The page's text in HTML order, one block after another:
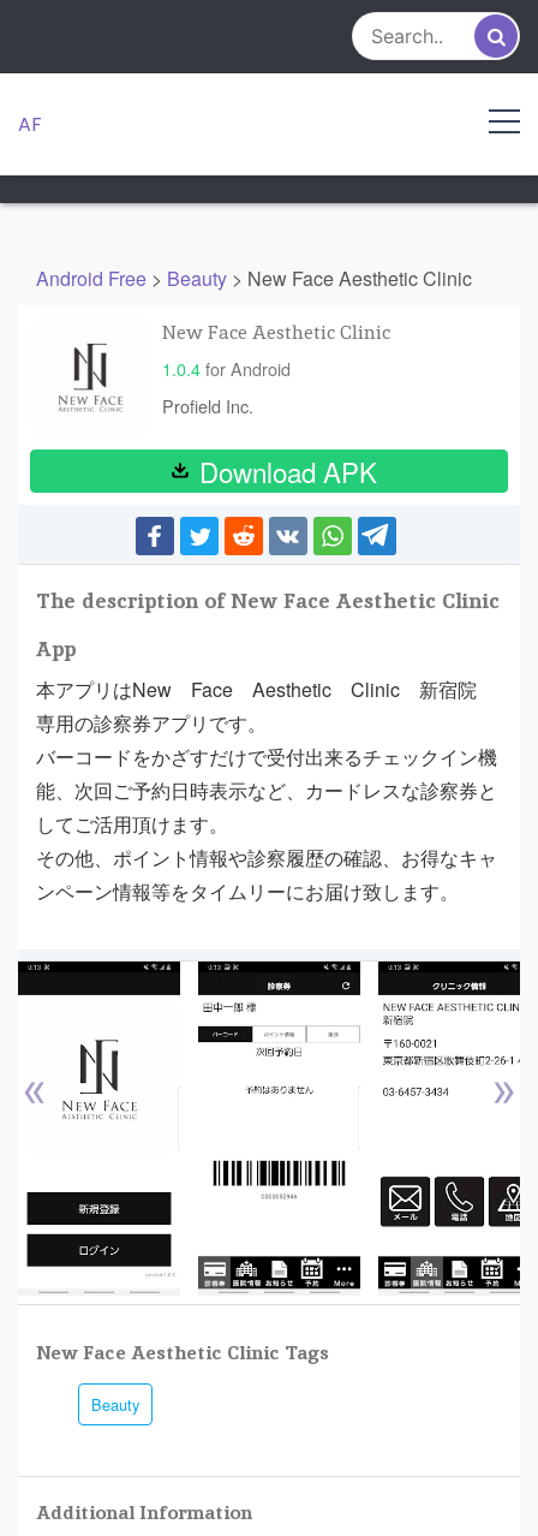
content
AF
Android Free > Beauty > New Face Aesthetic Clinic
New Face Aesthetic Clinic
1.0.4for Android
Profield Inc.
Download APK
The description of New Face Aesthetic Clinic
App
本アプリはNew Face Aesthetic Clinic 新宿院
専用の診察券アプリです。
バーコードをかざすだけで受付出来るチェックイン機
能、次回ご予約日時表示など、カードレスな診察券と
してご活用頂けます。
その他、ポイント情報や診察履歴の確認、お得なキャ
ンペーン情報等をタイムリーにお届け致します。
« »
New Face Aesthetic Clinic Tags
Beauty
Additional Information